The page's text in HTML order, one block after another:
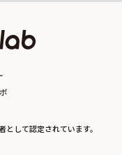
として認定されています。